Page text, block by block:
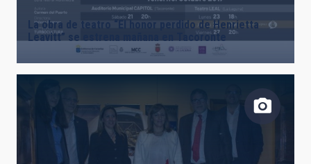
La obra de teatro “El honor perdido de Henrietta
Leavitt” se estrena mañana en Tacoronte